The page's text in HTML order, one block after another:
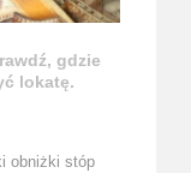
gdzie
lokatę.
obniżki stóp